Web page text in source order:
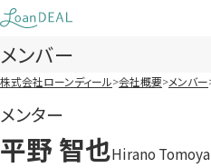
Skip
to
content
メンバー
株式会社ローンディール 会社概要 メンバー
メンター
平野 智也Hirano Tomoya